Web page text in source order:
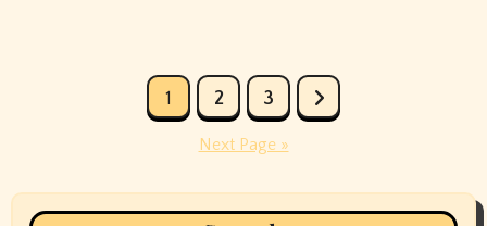
1 2 3
Next Page »